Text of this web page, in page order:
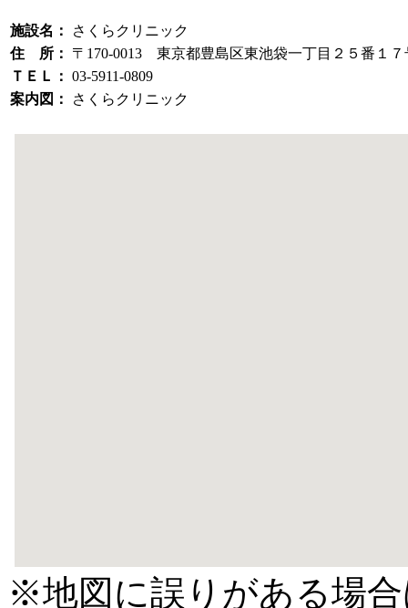
施設名：
さくらクリニック
住 所：
〒170-0013 東京都豊島区東池袋一丁目２５番１
ＴＥＬ： 03-5911-0809
案内図：
さくらクリニック
※地図に誤りがある場